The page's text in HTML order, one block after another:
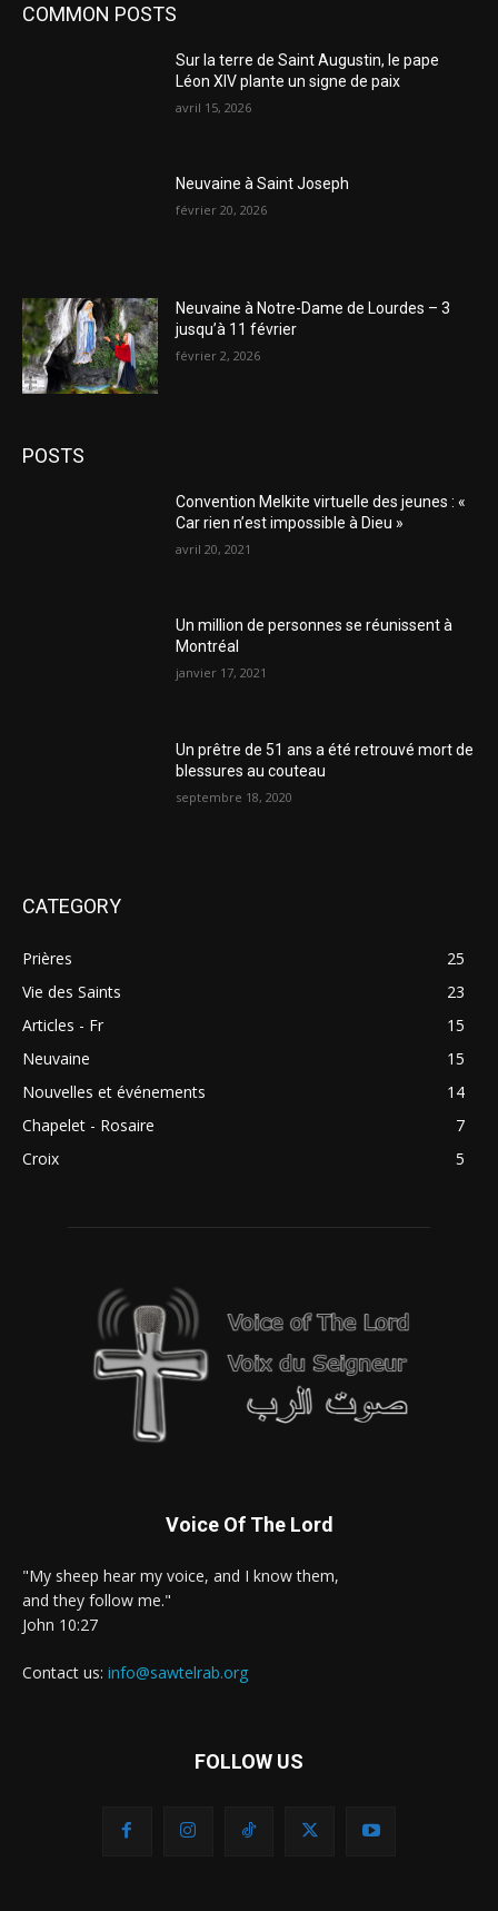
COMMON POSTS
Sur la terre de Saint Augustin, le pape
Léon XIV plante un signe de paix
avril 15, 2026
Neuvaine à Saint Joseph
février 20, 2026
Neuvaine à Notre-Dame de Lourdes – 3
jusqu’à 11 février
février 2, 2026
POSTS
Convention Melkite virtuelle des jeunes : «
Car rien n’est impossible à Dieu »
avril 20, 2021
Un million de personnes se réunissent à
Montréal
janvier 17, 2021
Un prêtre de 51 ans a été retrouvé mort de
blessures au couteau
septembre 18, 2020
CATEGORY
Prières
25
Vie des Saints
23
Articles - Fr
15
Neuvaine
15
Nouvelles et événements
14
Chapelet - Rosaire
7
Croix
5
Voice Of The Lord
"My sheep hear my voice, and I know them,
and they follow me."
John 10:27
Contact us: info@sawtelrab.org
FOLLOW US